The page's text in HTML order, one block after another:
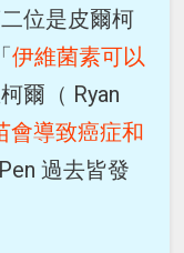
二位是皮爾柯
伊維菌素可以
爾（ Ryan
會導致癌症和
過去皆發